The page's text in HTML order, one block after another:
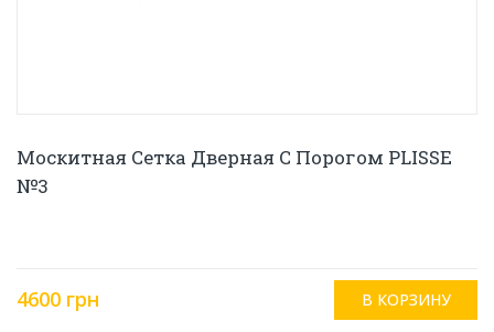
Москитная Сетка Дверная С Порогом PLISSE
№3
4600 грн